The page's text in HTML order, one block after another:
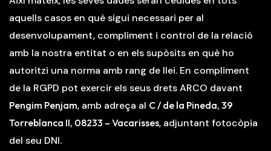
aquells casos en què sigui necessari per al
desenvolupament, compliment i control de la relació
amb la nostra entitat o en els supòsits en què ho
autoritzi una norma amb rang de llei. En compliment
de la RGPD pot exercir els seus drets ARCO davant
Pengim Penjam, amb adreça al C / de la Pineda, 39
Torreblanca II, 08233 – Vacarisses, adjuntant fotocòpia
del seu DNI.